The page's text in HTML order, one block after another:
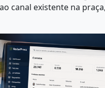
canal existente na